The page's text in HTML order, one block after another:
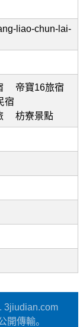
liao-chun-lai-
帝寶16旅宿
宿
枋寮景點
3jiudian.com
開傳輸。